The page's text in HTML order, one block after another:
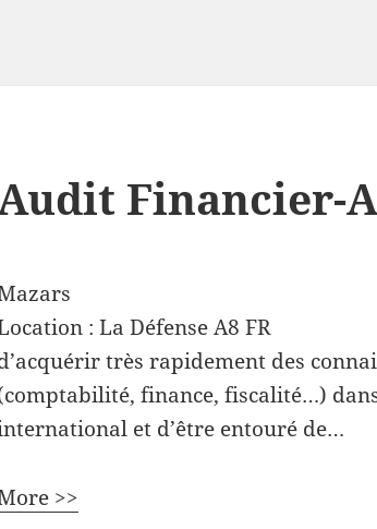
Financier-
:La Défense A8 FR
très rapidement des
finance, fiscalité…)
et d’être entouré de…
>>